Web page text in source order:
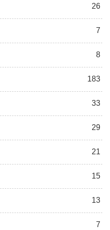
26
7
8
183
33
29
21
15
13
7